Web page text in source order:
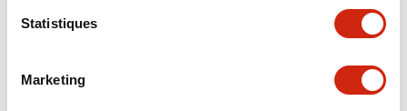
Statistiques
Marketing
Functional Specifications